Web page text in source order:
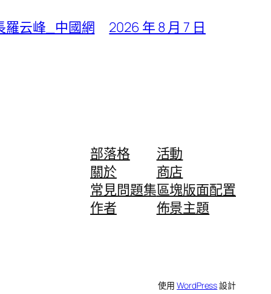
羅云峰_中國網 2026 年 8 月 7 日
部落格
關於
常見問題集
作者
活動
商店
區塊版面配置
佈景主題
使用WordPress設計